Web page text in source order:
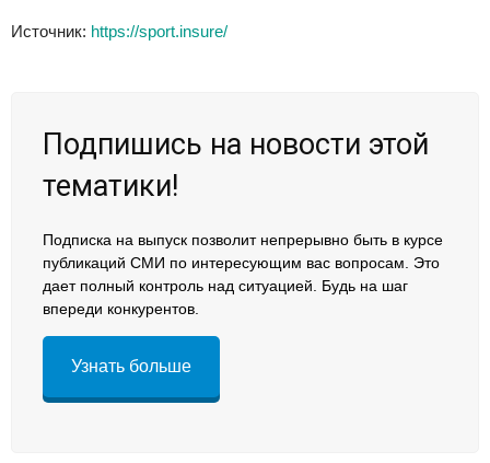
Источник: https://sport.insure/
Подпишись на новости этой
тематики!
Подписка на выпуск позволит непрерывно быть в курсе
публикаций СМИ по интересующим вас вопросам. Это
дает полный контроль над ситуацией. Будь на шаг
впереди конкурентов.
Узнать больше